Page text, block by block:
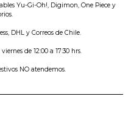
Yu-Gi-Oh!, Digimon, One Piece y
DHL y Correos de Chile.
de 12:00 a 17:30 hrs.
NO atendemos.